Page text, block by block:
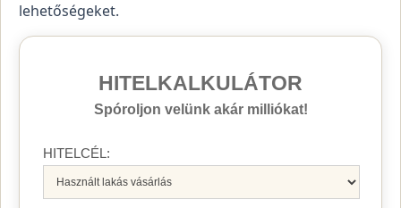
lehetőségeket.